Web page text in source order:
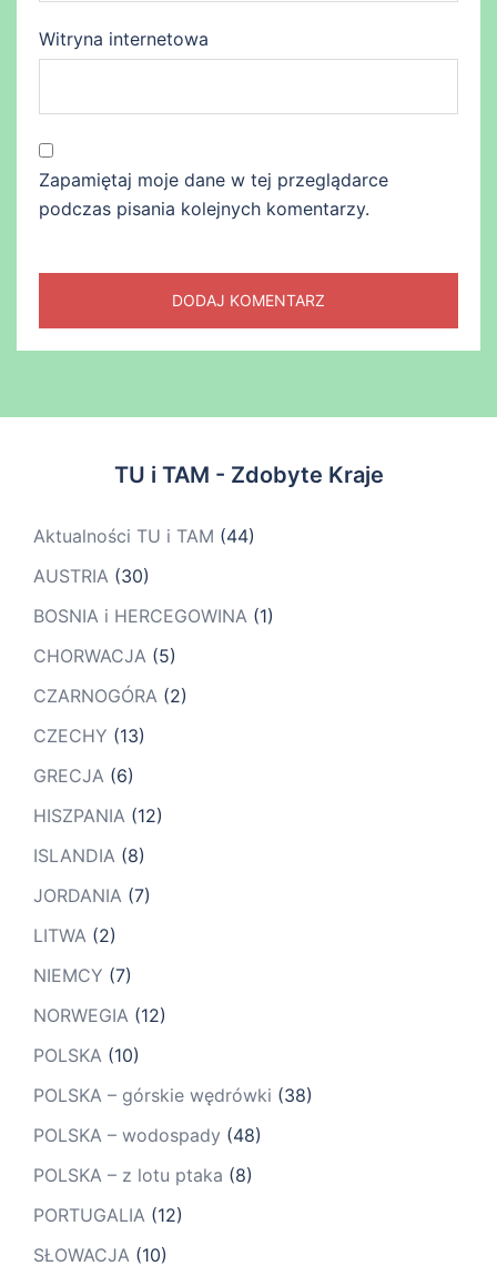
Witryna internetowa
Zapamiętaj moje dane w tej przeglądarce
podczas pisania kolejnych komentarzy.
TU i TAM - Zdobyte Kraje
Aktualności TU i TAM (44)
AUSTRIA (30)
BOSNIA i HERCEGOWINA (1)
CHORWACJA (5)
CZARNOGÓRA (2)
CZECHY (13)
GRECJA (6)
HISZPANIA (12)
ISLANDIA (8)
JORDANIA (7)
LITWA (2)
NIEMCY (7)
NORWEGIA (12)
POLSKA (10)
POLSKA – górskie wędrówki (38)
POLSKA – wodospady (48)
POLSKA – z lotu ptaka (8)
PORTUGALIA (12)
SŁOWACJA (10)